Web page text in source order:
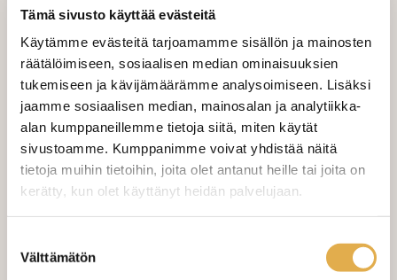
Tämä sivusto käyttää evästeitä
Käytämme evästeitä tarjoamamme sisällön ja mainosten
räätälöimiseen, sosiaalisen median ominaisuuksien
tukemiseen ja kävijämäärämme analysoimiseen. Lisäksi
jaamme sosiaalisen median, mainosalan ja analytiikka-
alan kumppaneillemme tietoja siitä, miten käytät
sivustoamme. Kumppanimme voivat yhdistää näitä
tietoja muihin tietoihin, joita olet antanut heille tai joita on
kerätty, kun olet käyttänyt heidän palvelujaan.
valinta
Välttämätön
Tilaa näytepala kankaasta
Näytepalan hinta 1,50 €. Koko n. 10x10 cm.
Valitse mukaan ompelupalvelu
(sis. työn ja tarvikkeet)
VERHOJEN MÄÄRÄ:
+ 42,00 €